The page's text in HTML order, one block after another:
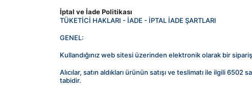
İptal ve İade Politikası
TÜKETİCİ HAKLARI - İADE - İPTAL İADE ŞARTLARI
GENEL:
Kullandığınız web sitesi üzerinden elektronik olarak bir
Alıcılar, satın aldıkları ürünün satışı ve teslimatı ile ilgili
tabidir.